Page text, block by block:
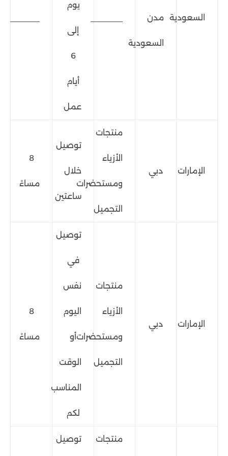
السعودية مدن
السعودية
يوم
إلى
6
أيام
عمل
الإمارات دبي
منتجات
الأزياء
ومستحضرات
التجميل
توصيل
خلال
ساعتين
8
مساءً
الإمارات دبي
منتجات
الأزياء
ومستحضرات
التجميل
توصيل
في
نفس
اليوم
أو
الوقت
المناسب
لكم
8
مساءً
منتجات توصيل